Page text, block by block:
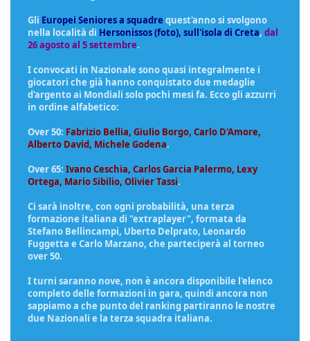
Gli Europei Seniores a squadre quest'anno si svolgono
nella località di Hersonissos (foto), sull'isola di Creta, dal
26 agosto al 5 settembre.
I convocati in Nazionale sono quasi integralmente i
giocatori che già hanno conquistato due medaglie
d'argento ai Mondiali solo pochi mesi fa. Ecco gli azzurri
in ordine alfabetico:
Over 50: Fabrizio Bellia, Giulio Borgo, Carlo D'Amore,
Alberto David, Michele Godena.
Over 65: Ivano Ceschia, Carlos Garcia Palermo, Lexy
Ortega, Mario Sibilio, Olivier Tassi.
Ci sarà inoltre, con ogni probabilità, una terza
formazione italiana di "extraplayer", formata da
Stefano Bellincampi, Uberto Delprato, Leonardo
Fuggetta e Carlo Marzano, che parteciperà al torneo
over 50.
I turni saranno nove, non è ancora disponibile l'elenco
completo delle formazioni in gara, quindi ancora non
sappiamo a che punto del ranking partiranno le nostre
due Nazionali e la terza squadra italiana.